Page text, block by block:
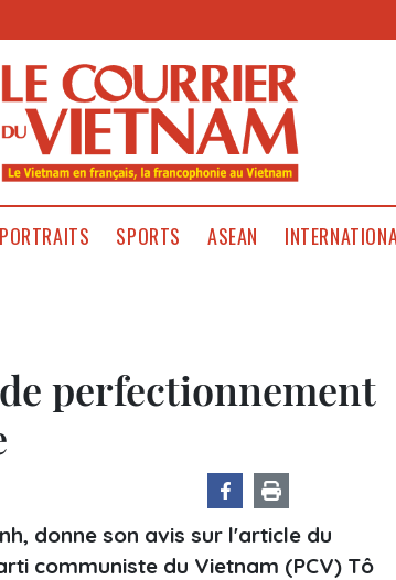
PORTRAITS SPORTS ASEAN
perfectionnement
donne son avis sur l'article du
communiste du Vietnam (PCV) Tô